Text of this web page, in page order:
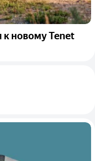
к новому Tenet